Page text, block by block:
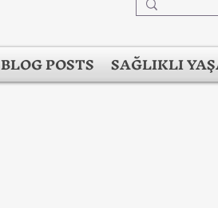
BLOG POSTS SAĞLIKLI